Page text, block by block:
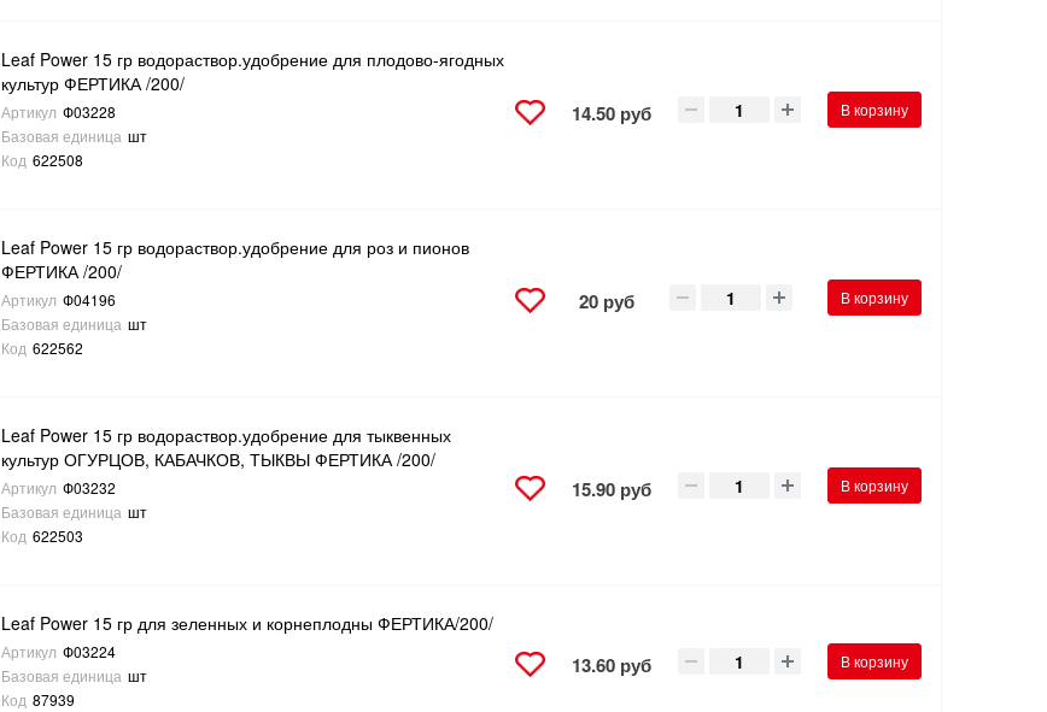
Leaf Power 15 гр водораствор.удобрение для плодово-ягодных
культур ФЕРТИКА /200/
Артикул Ф03228
Базовая единица шт
Код 622508
14.50 руб В корзину
Leaf Power 15 гр водораствор.удобрение для роз и пионов
ФЕРТИКА /200/
Артикул Ф04196
Базовая единица шт
Код 622562
20 руб В корзину
Leaf Power 15 гр водораствор.удобрение для тыквенных
культур ОГУРЦОВ, КАБАЧКОВ, ТЫКВЫ ФЕРТИКА /200/
Артикул Ф03232
Базовая единица шт
Код 622503
15.90 руб В корзину
Leaf Power 15 гр для зеленных и корнеплодны ФЕРТИКА/200/
Артикул Ф03224
Базовая единица шт
Код 87939
13.60 руб В корзину